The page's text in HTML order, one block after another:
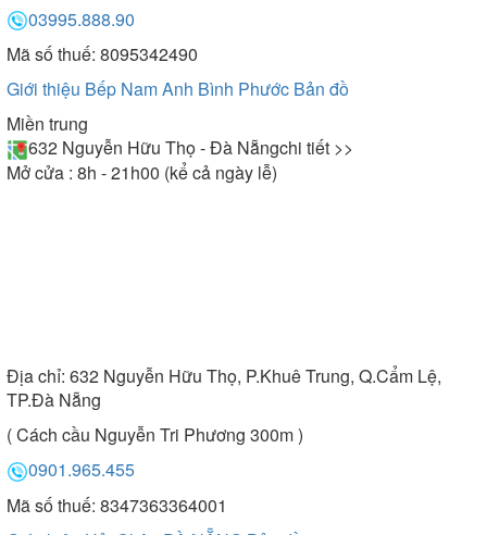
03995.888.90
Mã số thuế: 8095342490
Giới thiệu Bếp Nam Anh Bình Phước Bản đồ
Miền trung
632 Nguyễn Hữu Thọ - Đà Nẵngchi tiết >>
Mở cửa : 8h - 21h00 (kể cả ngày lễ)
Địa chỉ: 632 Nguyễn Hữu Thọ, P.Khuê Trung, Q.Cẩm Lệ,
TP.Đà Nẵng
( Cách cầu Nguyễn Tri Phương 300m )
0901.965.455
Mã số thuế: 8347363364001